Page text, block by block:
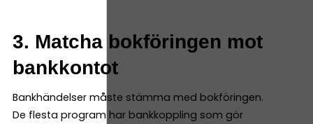
3. Matcha bokföringen mot
bankkontot
Bankhändelser måste stämma med bokföringen.
De flesta program har bankkoppling som gör